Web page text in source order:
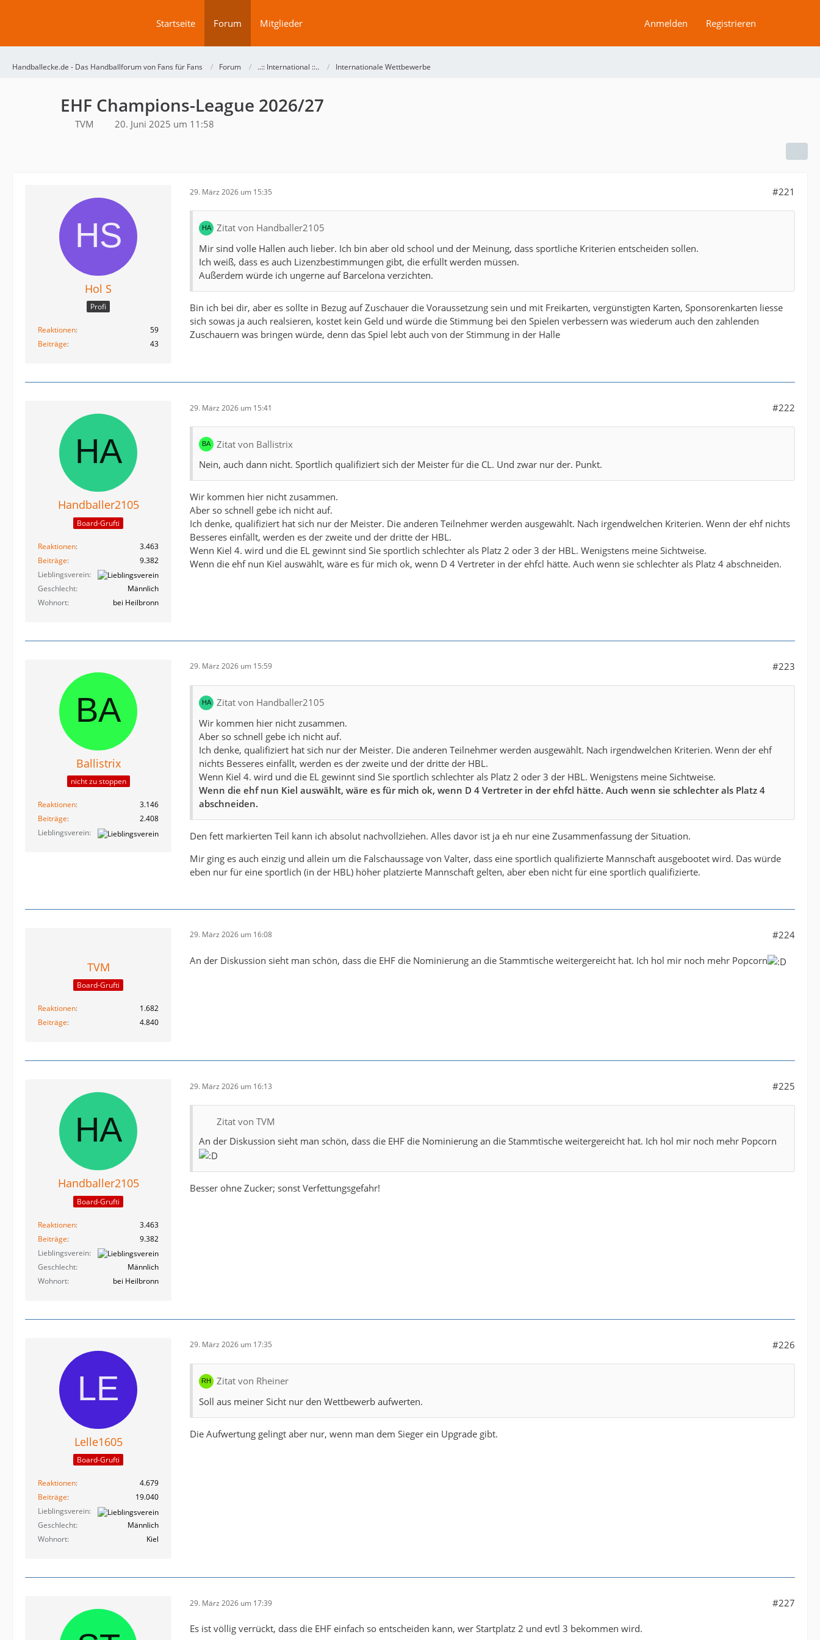
Startseite Forum Mitglieder Anmelden Registrieren
Handballecke.de - Das Handballforum von Fans für Fans Forum ..:: International ::.. Internationale Wettbewerbe
EHF Champions-League 2026/27
TVM 20. Juni 2025 um 11:58
Hol S
Profi
Reaktionen
59
Beiträge
43
29. März 2026 um 15:35 #221
Zitat von Handballer2105
Mir sind volle Hallen auch lieber. Ich bin aber old school und der Meinung, dass sportliche Kriterien entscheiden sollen.
Ich weiß, dass es auch Lizenzbestimmungen gibt, die erfüllt werden müssen.
Außerdem würde ich ungerne auf Barcelona verzichten.
Bin ich bei dir, aber es sollte in Bezug auf Zuschauer die Voraussetzung sein und mit Freikarten, vergünstigten Karten, Sponsorenkarten liesse
sich sowas ja auch realsieren, kostet kein Geld und würde die Stimmung bei den Spielen verbessern was wiederum auch den zahlenden
Zuschauern was bringen würde, denn das Spiel lebt auch von der Stimmung in der Halle
Handballer2105
Board-Grufti
Reaktionen
3.463
Beiträge
9.382
Lieblingsverein
Geschlecht
Männlich
Wohnort
bei Heilbronn
29. März 2026 um 15:41 #222
Zitat von Ballistrix
Nein, auch dann nicht. Sportlich qualifiziert sich der Meister für die CL. Und zwar nur der. Punkt.
Wir kommen hier nicht zusammen.
Aber so schnell gebe ich nicht auf.
Ich denke, qualifiziert hat sich nur der Meister. Die anderen Teilnehmer werden ausgewählt. Nach irgendwelchen Kriterien. Wenn der ehf nichts
Besseres einfällt, werden es der zweite und der dritte der HBL.
Wenn Kiel 4. wird und die EL gewinnt sind Sie sportlich schlechter als Platz 2 oder 3 der HBL. Wenigstens meine Sichtweise.
Wenn die ehf nun Kiel auswählt, wäre es für mich ok, wenn D 4 Vertreter in der ehfcl hätte. Auch wenn sie schlechter als Platz 4 abschneiden.
Ballistrix
nicht zu stoppen
Reaktionen
3.146
Beiträge
2.408
Lieblingsverein
29. März 2026 um 15:59 #223
Zitat von Handballer2105
Wir kommen hier nicht zusammen.
Aber so schnell gebe ich nicht auf.
Ich denke, qualifiziert hat sich nur der Meister. Die anderen Teilnehmer werden ausgewählt. Nach irgendwelchen Kriterien. Wenn der ehf
nichts Besseres einfällt, werden es der zweite und der dritte der HBL.
Wenn Kiel 4. wird und die EL gewinnt sind Sie sportlich schlechter als Platz 2 oder 3 der HBL. Wenigstens meine Sichtweise.
Wenn die ehf nun Kiel auswählt, wäre es für mich ok, wenn D 4 Vertreter in der ehfcl hätte. Auch wenn sie schlechter als Platz 4
abschneiden.
Den fett markierten Teil kann ich absolut nachvollziehen. Alles davor ist ja eh nur eine Zusammenfassung der Situation.
Mir ging es auch einzig und allein um die Falschaussage von Valter, dass eine sportlich qualifizierte Mannschaft ausgebootet wird. Das würde
eben nur für eine sportlich (in der HBL) höher platzierte Mannschaft gelten, aber eben nicht für eine sportlich qualifizierte.
TVM
Board-Grufti
Reaktionen
1.682
Beiträge
4.840
29. März 2026 um 16:08 #224
An der Diskussion sieht man schön, dass die EHF die Nominierung an die Stammtische weitergereicht hat. Ich hol mir noch mehr Popcorn
Handballer2105
Board-Grufti
Reaktionen
3.463
Beiträge
9.382
Lieblingsverein
Geschlecht
Männlich
Wohnort
bei Heilbronn
29. März 2026 um 16:13 #225
Zitat von TVM
An der Diskussion sieht man schön, dass die EHF die Nominierung an die Stammtische weitergereicht hat. Ich hol mir noch mehr Popcorn
Besser ohne Zucker; sonst Verfettungsgefahr!
Lelle1605
Board-Grufti
Reaktionen
4.679
Beiträge
19.040
Lieblingsverein
Geschlecht
Männlich
Wohnort
Kiel
29. März 2026 um 17:35 #226
Zitat von Rheiner
Soll aus meiner Sicht nur den Wettbewerb aufwerten.
Die Aufwertung gelingt aber nur, wenn man dem Sieger ein Upgrade gibt.
29. März 2026 um 17:39 #227
Es ist völlig verrückt, dass die EHF einfach so entscheiden kann, wer Startplatz 2 und evtl 3 bekommen wird.